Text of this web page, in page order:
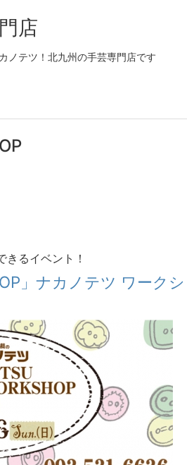
店
ノテツ！北九州の手芸専門店です
るイベント！
」ナカノテツ ワーク